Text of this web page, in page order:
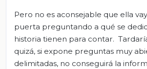
Pero no es aconsejable que ella
puerta preguntando a qué se
historia tienen para contar.
quizá, si expone preguntas muy
delimitadas, no conseguirá la